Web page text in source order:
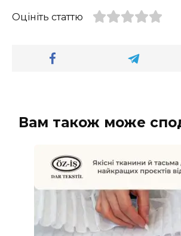
Оцініть статтю
Вам також може